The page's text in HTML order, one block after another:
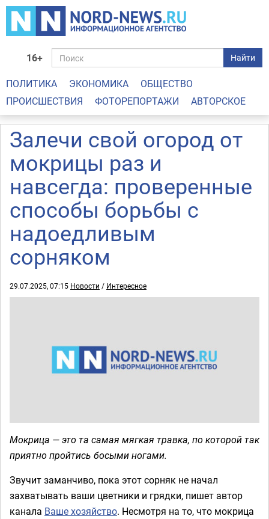
16+ Найти
ПОЛИТИКА ЭКОНОМИКА
ОБЩЕСТВО
ПРОИСШЕСТВИЯ
ФОТОРЕПОРТАЖИ АВТОРСКОЕ
Залечи свой огород от
мокрицы раз и
навсегда: проверенные
способы борьбы с
надоедливым
сорняком
29.07.2025, 07:15 Новости / Интересное
Мокрица — это та самая мягкая травка, по которой так
приятно пройтись босыми ногами.
Звучит заманчиво, пока этот сорняк не начал
захватывать ваши цветники и грядки, пишет автор
канала Ваше хозяйство. Несмотря на то, что мокрица